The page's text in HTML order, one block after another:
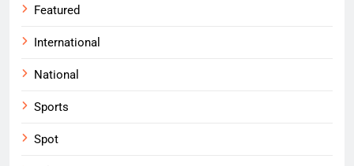
Featured
International
National
Sports
Spot